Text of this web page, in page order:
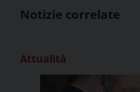
Notizie correlate
Attualità